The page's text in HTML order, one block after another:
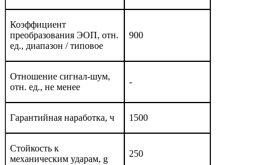
Коэффициент
преобразования ЭОП, отн.
ед., диапазон / типовое
900
Отношение сигнал-шум,
отн. ед., не менее
-
Гарантийная наработка, ч 1500
Стойкость к
механическим ударам, g
250